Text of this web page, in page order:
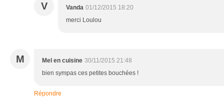
V Vanda 01/12/2015 18:20
merci Loulou
M Mel en cuisine 30/11/2015 21:48
bien sympas ces petites bouchées !
Répondre